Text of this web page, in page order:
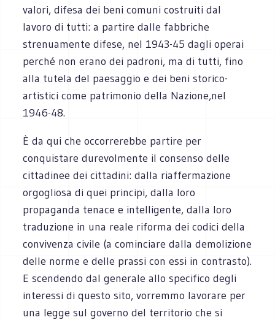
valori, difesa dei beni comuni costruiti dal
lavoro di tutti: a partire dalle fabbriche
strenuamente difese, nel 1943-45 dagli operai
perché non erano dei padroni, ma di tutti, fino
alla tutela del paesaggio e dei beni storico-
artistici come patrimonio della Nazione,nel
1946-48.
È da qui che occorrerebbe partire per
conquistare durevolmente il consenso delle
cittadinee dei cittadini: dalla riaffermazione
orgogliosa di quei principi, dalla loro
propaganda tenace e intelligente, dalla loro
traduzione in una reale riforma dei codici della
convivenza civile (a cominciare dalla demolizione
delle norme e delle prassi con essi in contrasto).
E scendendo dal generale allo specifico degli
interessi di questo sito, vorremmo lavorare per
una legge sul governo del territorio che si